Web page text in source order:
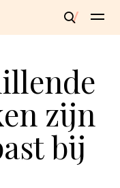
zijn
bij